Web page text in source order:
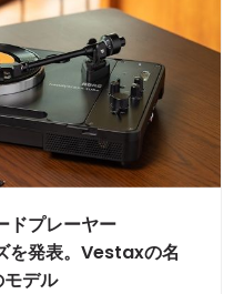
ドプレーヤー
を発表。Vestaxの名
デル